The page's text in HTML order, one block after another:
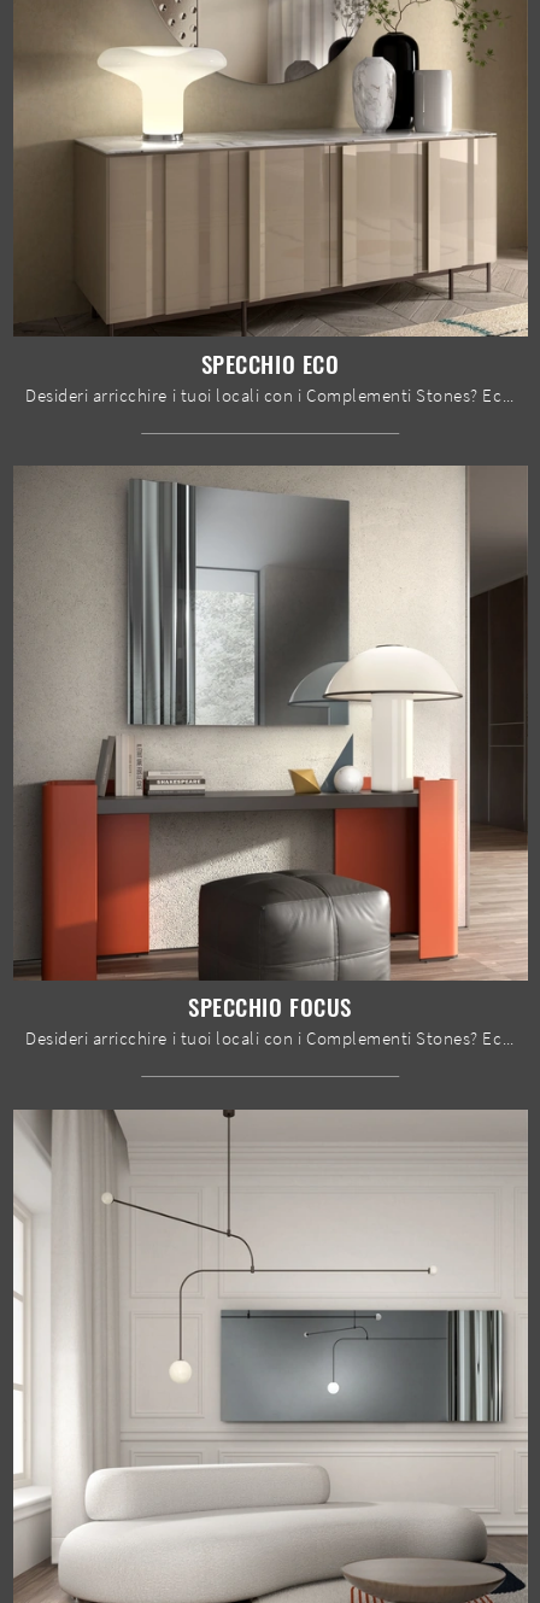
SPECCHIO ECO
Desideri arricchire i tuoi locali con i Complementi Stones? Ecco qui molteplici modelli di specchi senza cornice come Specchio Eco.
SPECCHIO FOCUS
Desideri arricchire i tuoi locali con i Complementi Stones? Ecco qui molteplici modelli di specchi senza cornice come Specchio Focus.